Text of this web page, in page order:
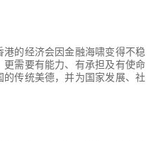
的经济会因金融海啸变得不稳
需要有能力、有承担及有使命
传统美德，并为国家发展、社